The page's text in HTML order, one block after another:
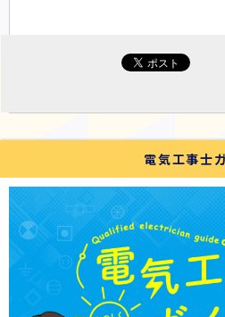
電気工事士